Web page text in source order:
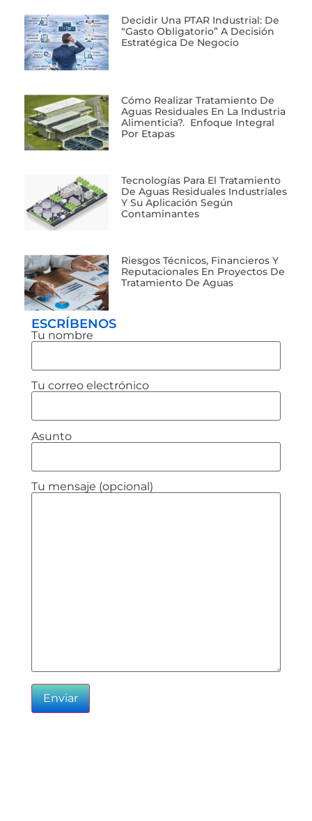
Decidir Una PTAR Industrial: De
“gasto Obligatorio” A Decisión
Estratégica De Negocio
Cómo Realizar Tratamiento De
Aguas Residuales En La Industria
Alimenticia?. Enfoque Integral
Por Etapas
Tecnologías Para El Tratamiento
De Aguas Residuales Industriales
Y Su Aplicación Según
Contaminantes
Riesgos Técnicos, Financieros Y
Reputacionales En Proyectos De
Tratamiento De Aguas
ESCRÍBENOS
Tu nombre
Tu correo electrónico
Asunto
Tu mensaje (opcional)